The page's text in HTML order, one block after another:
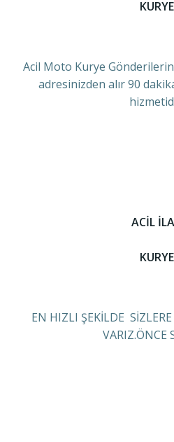
KURYE
Acil Moto Kurye
adresinizden alır 90
ACİL
KURYE
EN HIZLI ŞEKİLDE
VARIZ.ÖNCE